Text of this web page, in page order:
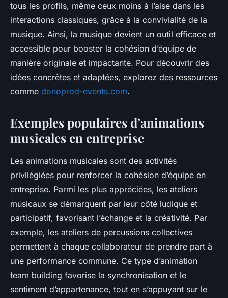
tous les profils, même ceux moins à l’aise dans les
interactions classiques, grâce à la convivialité de la
musique. Ainsi, la musique devient un outil efficace et
accessible pour booster la cohésion d’équipe de
manière originale et impactante. Pour découvrir des
idées concrètes et adaptées, explorez des ressources
comme donoprod-events.com.
Exemples populaires d’animations
musicales en entreprise
Les animations musicales sont des activités
privilégiées pour renforcer la cohésion d’équipe en
entreprise. Parmi les plus appréciées, les ateliers
musicaux se démarquent par leur côté ludique et
participatif, favorisant l’échange et la créativité. Par
exemple, les ateliers de percussions collectives
permettent à chaque collaborateur de prendre part à
une performance commune. Ce type d’animation
team building favorise la synchronisation et le
sentiment d’appartenance, tout en s’appuyant sur le